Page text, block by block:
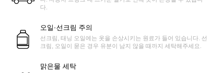
다.
오일·선크림 주의
선크림, 태닝 오일에는 옷을 손상시키는 원료가 들어 있습니다. 선
크림, 오일이 묻은 경우 유분이 남지 않을 때까지 세탁해주세요.
맑은물 세탁